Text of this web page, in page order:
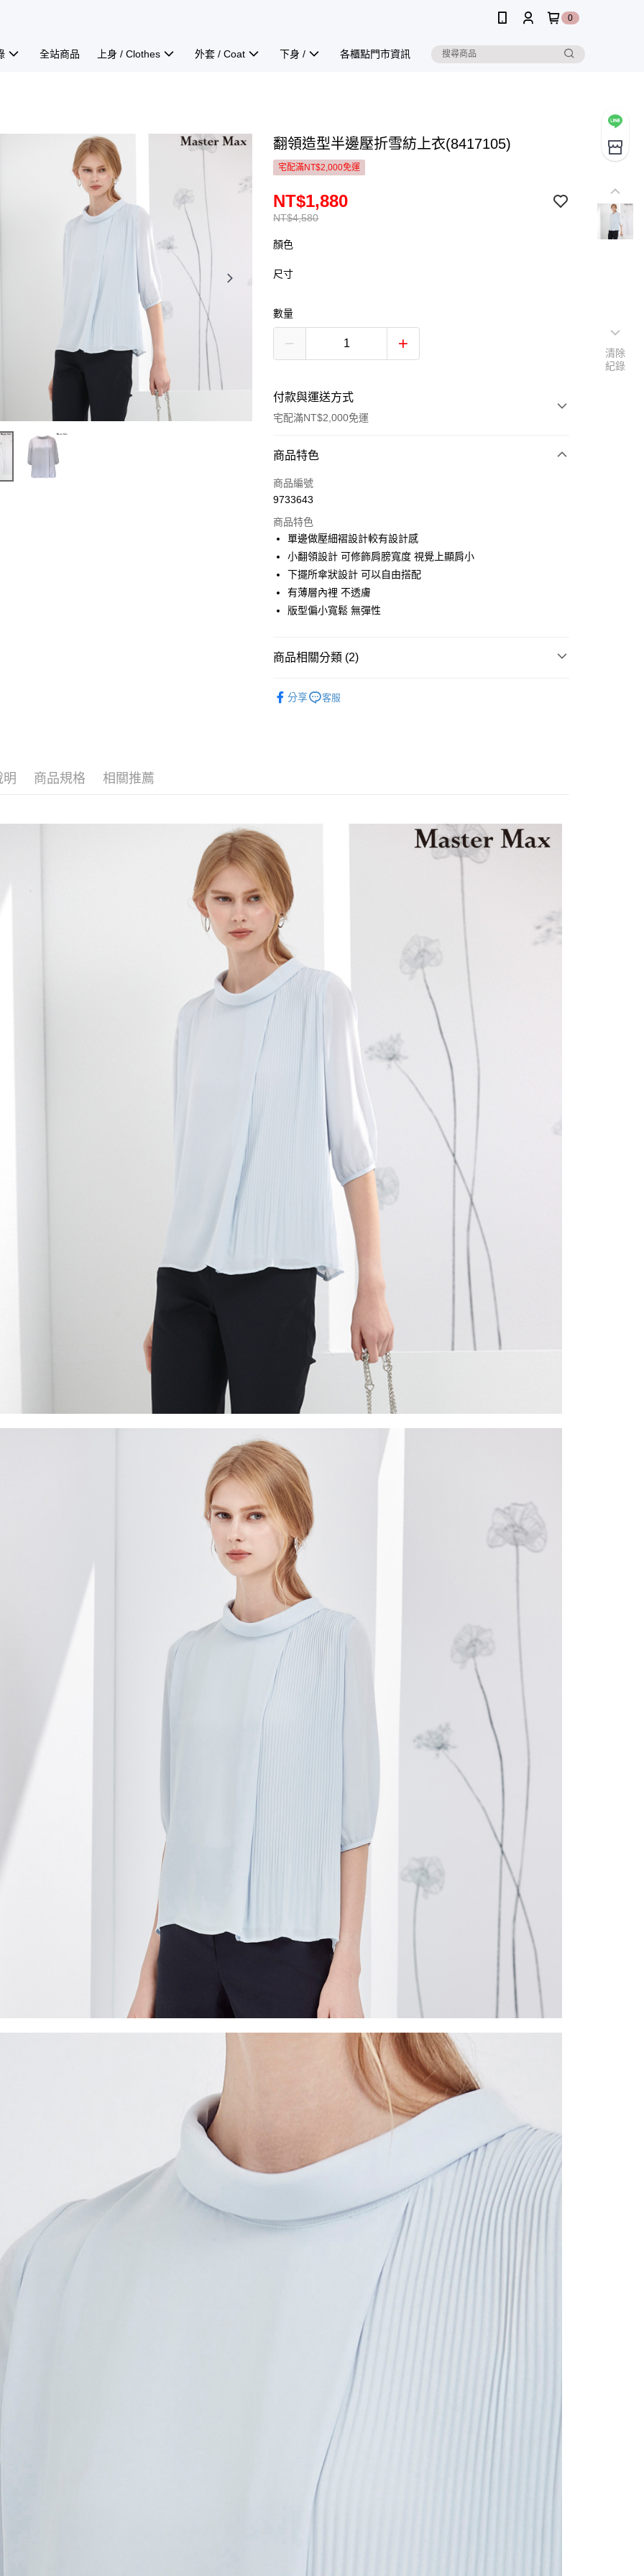
0
全站商品 上身 / Clothes 外套 / Coat 下身 / 各櫃點門市資訊
翻領造型半邊壓折雪紡上衣(8417105)
宅配滿NT$2,000免運
NT$4,580
NT$1,880
顏色
尺寸
數量
付款與運送方式
宅配滿NT$2,000免運
付款方式
信用卡一次付款
運送方式
宅配
每筆NT$90，滿NT$2,000(含以上)免運費
商品特色
商品編號
9733643
商品特色
單邊做壓細褶設計較有設計感
小翻領設計 可修飾肩膀寬度 視覺上顯肩小
下擺所傘狀設計 可以自由搭配
有薄層內裡 不透膚
版型偏小寬鬆 無彈性
商品相關分類 (2)
分享 客服
明 商品規格 相關推薦
清除
紀錄